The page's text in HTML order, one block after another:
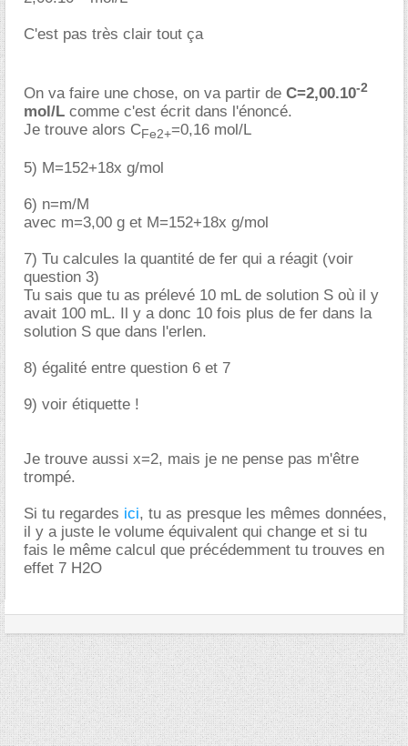
C'est pas très clair tout ça
On va faire une chose, on va partir de C=2,00.10-2
mol/L comme c'est écrit dans l'énoncé.
Je trouve alors CFe2+=0,16 mol/L
5) M=152+18x g/mol
6) n=m/M
avec m=3,00 g et M=152+18x g/mol
7) Tu calcules la quantité de fer qui a réagit (voir
question 3)
Tu sais que tu as prélevé 10 mL de solution S où il y
avait 100 mL. Il y a donc 10 fois plus de fer dans la
solution S que dans l'erlen.
8) égalité entre question 6 et 7
9) voir étiquette !
Je trouve aussi x=2, mais je ne pense pas m'être
trompé.
Si tu regardes ici, tu as presque les mêmes données,
il y a juste le volume équivalent qui change et si tu
fais le même calcul que précédemment tu trouves en
effet 7 H2O